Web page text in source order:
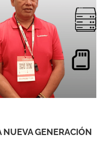
GENERACIÓN